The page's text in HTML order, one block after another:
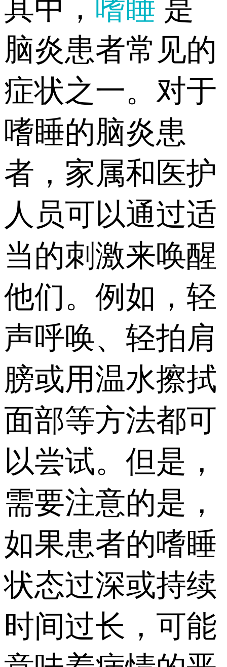
其中， 嗜睡 是
脑炎患者常见的
症状之一。对于
嗜睡的脑炎患
者，家属和医护
人员可以通过适
当的刺激来唤醒
他们。例如，轻
声呼唤、轻拍肩
膀或用温水擦拭
面部等方法都可
以尝试。但是，
需要注意的是，
如果患者的嗜睡
状态过深或持续
时间过长，可能